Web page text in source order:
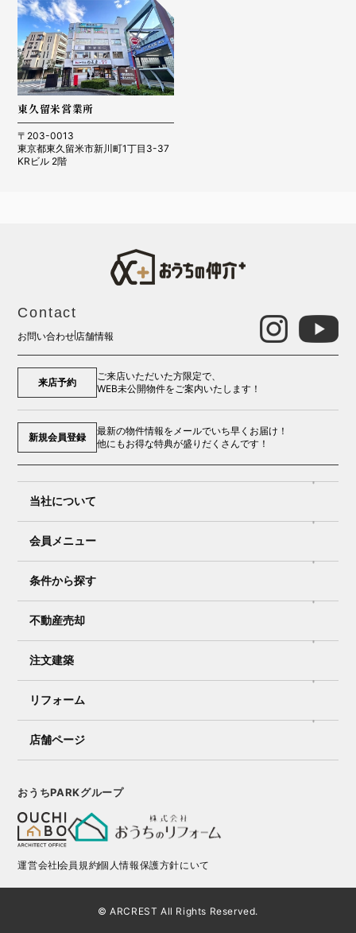
東久留米営業所
〒203-0013
東京都東久留米市新川町1丁目3-37
KRビル 2階
Contact
お問い合わせ 店舗情報
来店予約
ご来店いただいた方限定で、
WEB未公開物件をご案内いたします！
新規会員登録
最新の物件情報をメールでいち早くお届け！
他にもお得な特典が盛りだくさんです！
当社について
会員メニュー
条件から探す
不動産売却
注文建築
リフォーム
店舗ページ
おうちPARKグループ
運営会社会員規約個人情報保護方針にいて
© ARCREST All Rights Reserved.